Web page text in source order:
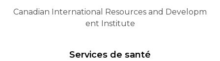
Canadian International Resources and Developm
ent Institute
Services de santé